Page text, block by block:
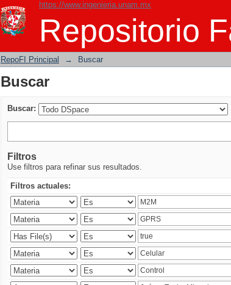
https://www.ingenieria.unam.mx
Repositorio
Buscar
RepoFI Principal → Buscar
Buscar
Buscar:
Filtros
Use filtros para refinar sus resultados.
Filtros actuales: